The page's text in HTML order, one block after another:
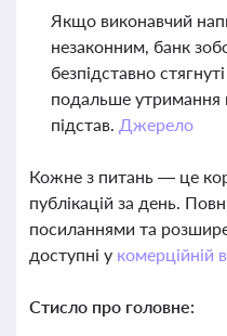
Якщо виконавчий
незаконним, банк
безпідставно
подальше утримання
підстав. Джерело
Кожне з питань — це
публікацій за день.
посиланнями та
доступні у комерційній
Стисло про головне: